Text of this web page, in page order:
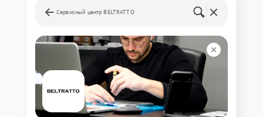
Сервисный центр BELTRATTO